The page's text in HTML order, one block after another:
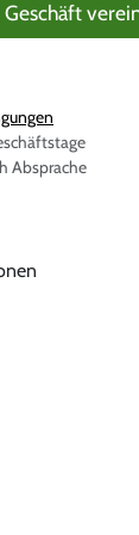
Absprache